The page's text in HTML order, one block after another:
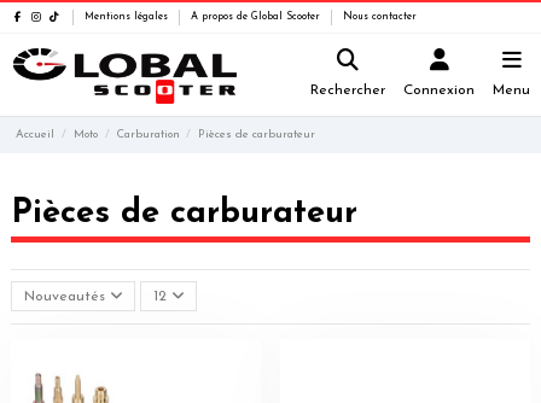
Mentions légales A propos de Global Scooter Nous contacter
Rechercher Connexion Menu
Accueil Moto Carburation Pièces de carburateur
Pièces de carburateur
Nouveautés 12